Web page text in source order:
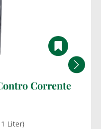
Corrente
Liter)